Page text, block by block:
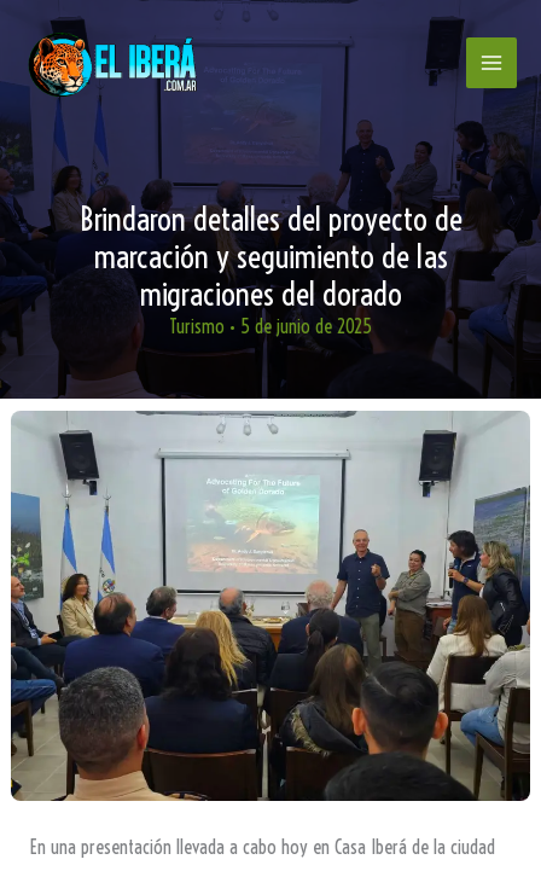
contenido
Brindaron detalles del proyecto de
marcación y seguimiento de las
migraciones del dorado
Turismo • 5 de junio de 2025
En una presentación llevada a cabo hoy en Casa Iberá de la ciudad